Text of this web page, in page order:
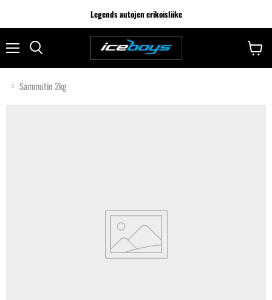
Legends autojen erikoisliike
Sammutin 2kg